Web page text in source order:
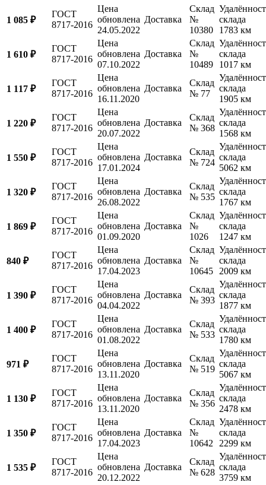
1 085 ₽
ГОСТ
8717-2016
Цена
обновлена
24.05.2022
Доставка
Склад
№
10380
склада
1783 км
1 610 ₽
ГОСТ
8717-2016
Цена
обновлена
07.10.2022
Доставка
Склад
№
10489
склада
1017 км
1 117 ₽
ГОСТ
8717-2016
Цена
обновлена
16.11.2020
Доставка
Склад
№ 77
склада
1905 км
1 220 ₽
ГОСТ
8717-2016
Цена
обновлена
20.07.2022
Доставка
Склад
№ 368
склада
1568 км
1 550 ₽
ГОСТ
8717-2016
Цена
обновлена
17.01.2024
Доставка
Склад
№ 724
склада
5062 км
1 320 ₽
ГОСТ
8717-2016
Цена
обновлена
26.08.2022
Доставка
Склад
№ 535
склада
1767 км
1 869 ₽
ГОСТ
8717-2016
Цена
обновлена
01.09.2020
Доставка
Склад
№
1026
склада
1247 км
840 ₽
ГОСТ
8717-2016
Цена
обновлена
17.04.2023
Доставка
Склад
№
10645
склада
2009 км
1 390 ₽
ГОСТ
8717-2016
Цена
обновлена
04.04.2022
Доставка
Склад
№ 393
склада
1877 км
1 400 ₽
ГОСТ
8717-2016
Цена
обновлена
01.08.2022
Доставка
Склад
№ 533
склада
1780 км
971 ₽
ГОСТ
8717-2016
Цена
обновлена
13.11.2020
Доставка
Склад
№ 519
склада
5067 км
1 130 ₽
ГОСТ
8717-2016
Цена
обновлена
13.11.2020
Доставка
Склад
№ 356
склада
2478 км
1 350 ₽
ГОСТ
8717-2016
Цена
обновлена
17.04.2023
Доставка
Склад
№
10642
склада
2299 км
1 535 ₽
ГОСТ
8717-2016
Цена
обновлена
20.12.2022
Доставка
Склад
№ 628
склада
3759 км